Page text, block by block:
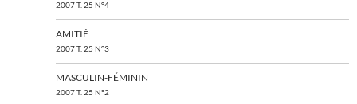
2007 T. 25 N°4
AMITIÉ
2007 T. 25 N°3
MASCULIN-FÉMININ
2007 T. 25 N°2